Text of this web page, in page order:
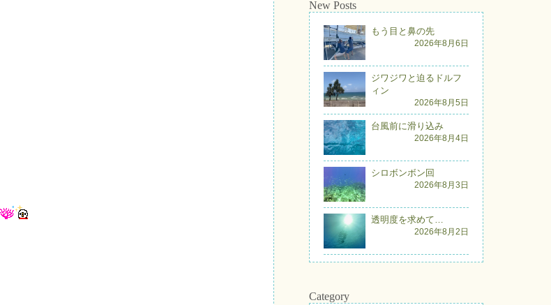
New Posts
もう目と鼻の先
2026年8月6日
ジワジワと迫るドルフ
ィン
2026年8月5日
台風前に滑り込み
2026年8月4日
シロボンボン回
2026年8月3日
透明度を求めて…
2026年8月2日
Category